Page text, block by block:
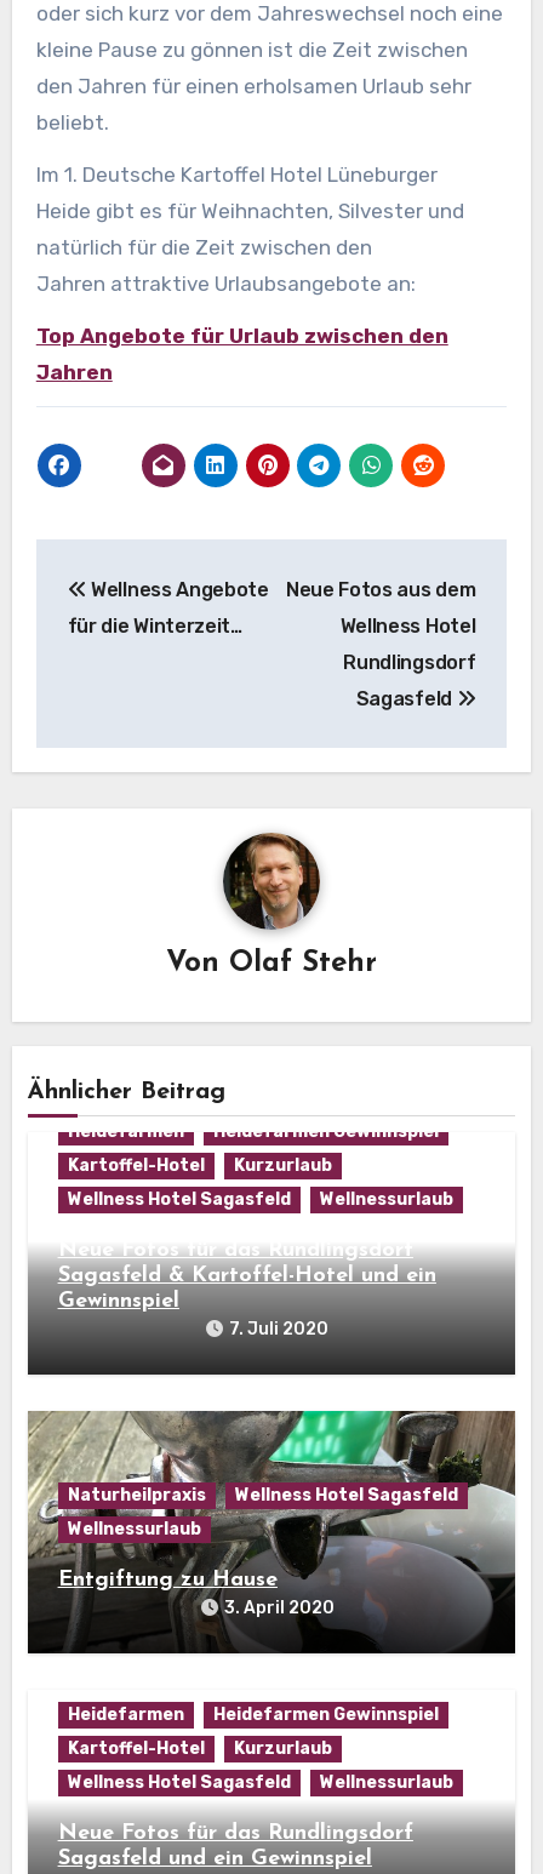
oder sich kurz vor dem Jahreswechsel noch eine
kleine Pause zu gönnen ist die Zeit zwischen
den Jahren für einen erholsamen Urlaub sehr
beliebt.
Im 1. Deutsche Kartoffel Hotel Lüneburger
Heide gibt es für Weihnachten, Silvester und
natürlich für die Zeit zwischen den
Jahren attraktive Urlaubsangebote an:
Top Angebote für Urlaub zwischen den
Jahren
Wellness Angebote
für die Winterzeit…
Neue Fotos aus dem
Wellness Hotel
Rundlingsdorf
Sagasfeld
Von Olaf Stehr
Ähnlicher Beitrag
Heidefarmen
Heidefarmen Gewinnspiel
Kartoffel-Hotel
Kurzurlaub
Wellness Hotel Sagasfeld
Wellnessurlaub
Neue Fotos für das Rundlingsdorf
Sagasfeld & Kartoffel-Hotel und ein
Gewinnspiel
7. Juli 2020
Naturheilpraxis
Wellness Hotel Sagasfeld
Wellnessurlaub
Entgiftung zu Hause
3. April 2020
Heidefarmen
Heidefarmen Gewinnspiel
Kartoffel-Hotel
Kurzurlaub
Wellness Hotel Sagasfeld
Wellnessurlaub
Neue Fotos für das Rundlingsdorf
Sagasfeld und ein Gewinnspiel